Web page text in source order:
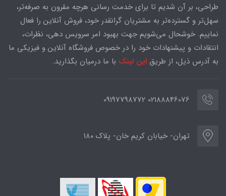
طراحی، بر آن شدیم تا برای خدمت رسانی هرچه مقرون به صرفه‌تر،
سهل‌تر و گسترده‌تر به مشتریان گرانقدر خود، فروش آنلاین را فعال
نماییم. خوشحال می‌شویم جهت بهبود امر سرویس دهی، نظرات،
انتقادات و پیشنهادات خود را در خصوص فروشگاه آنلاین و فیزیکی ما
به آدرس ذیل، از طریق این لینک با ما درمیان بگذارید.
02188846076 09197798772
تهران- خیابان کریم خان- پلاک ۱۸۰